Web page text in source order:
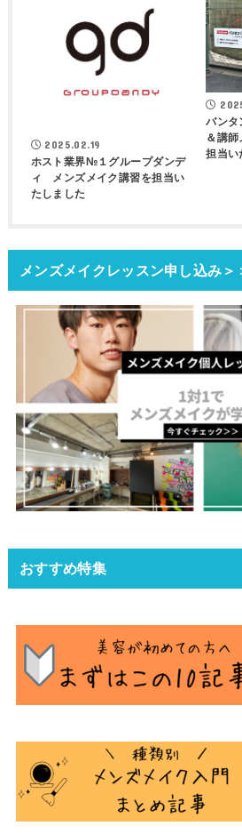
2025.02.19
ホスト業界№１グループダンデ
ィ メンズメイク講習を担当い
たしました
バン
＆講
担当い
メンズメイクレッスン申し込み＞
おすすめ特集